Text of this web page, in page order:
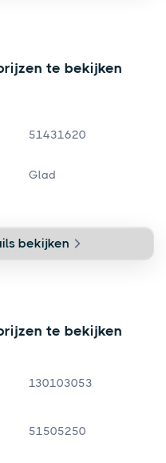
te bekijken
51431620
Glad
bekijken
te bekijken
130103053
51505250